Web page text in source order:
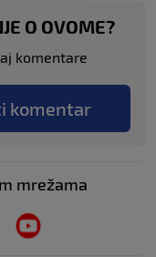
O OVOME?
komentare
komentar
mrežama